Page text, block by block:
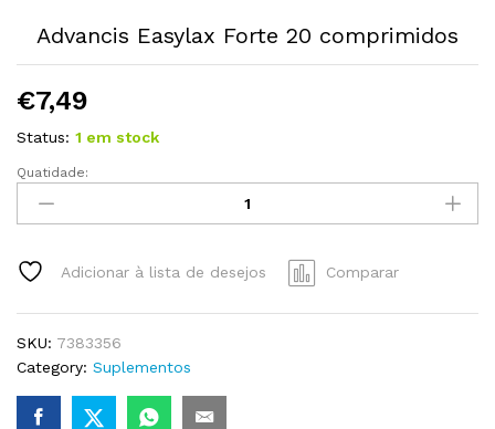
Advancis Easylax Forte 20 comprimidos
€7,49
Status: 1 em stock
Advancis
Easylax
Forte
comprimidos
Quatidade:
Adicionar à lista de desejos Comparar
SKU: 7383356
Category: Suplementos